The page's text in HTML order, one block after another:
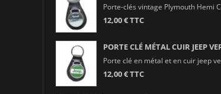
Porte-clés vintage Plymouth Hemi
12,00 € TTC
PORTE CLÉ MÉTAL CUIR JEEP
Porte clé en métal et en cuir jeep
12,00 € TTC